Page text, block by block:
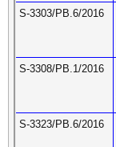
S-3303/PB.6/2016
S-3308/PB.1/2016
S-3323/PB.6/2016